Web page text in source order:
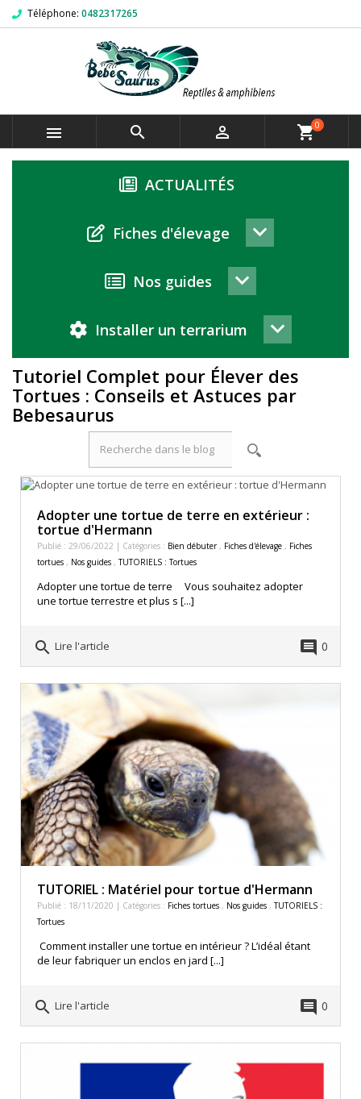
Téléphone: 0482317265
   shopping_cart0
ACTUALITÉS
Fiches d'élevage keyboard_arrow_down
Nos guides keyboard_arrow_down
Installer un terrarium keyboard_arrow_down
Tutoriel Complet pour Élever des
Tortues : Conseils et Astuces par
Bebesaurus
Adopter une tortue de terre en extérieur :
tortue d'Hermann
Publié : 29/06/2022 | Catégories : Bien débuter, Fiches d'élevage , Fiches
tortues , Nos guides ,TUTORIELS : Tortues
Adopter une tortue de terre Vous souhaitez adopter
une tortue terrestre et plus s [...]
search Lire l'article comment 0
TUTORIEL : Matériel pour tortue d'Hermann
Publié : 18/11/2020 | Catégories : Fiches tortues , Nos guides ,TUTORIELS :
Tortues
Comment installer une tortue en intérieur ? L’idéal étant
de leur fabriquer un enclos en jard [...]
search Lire l'article comment 0